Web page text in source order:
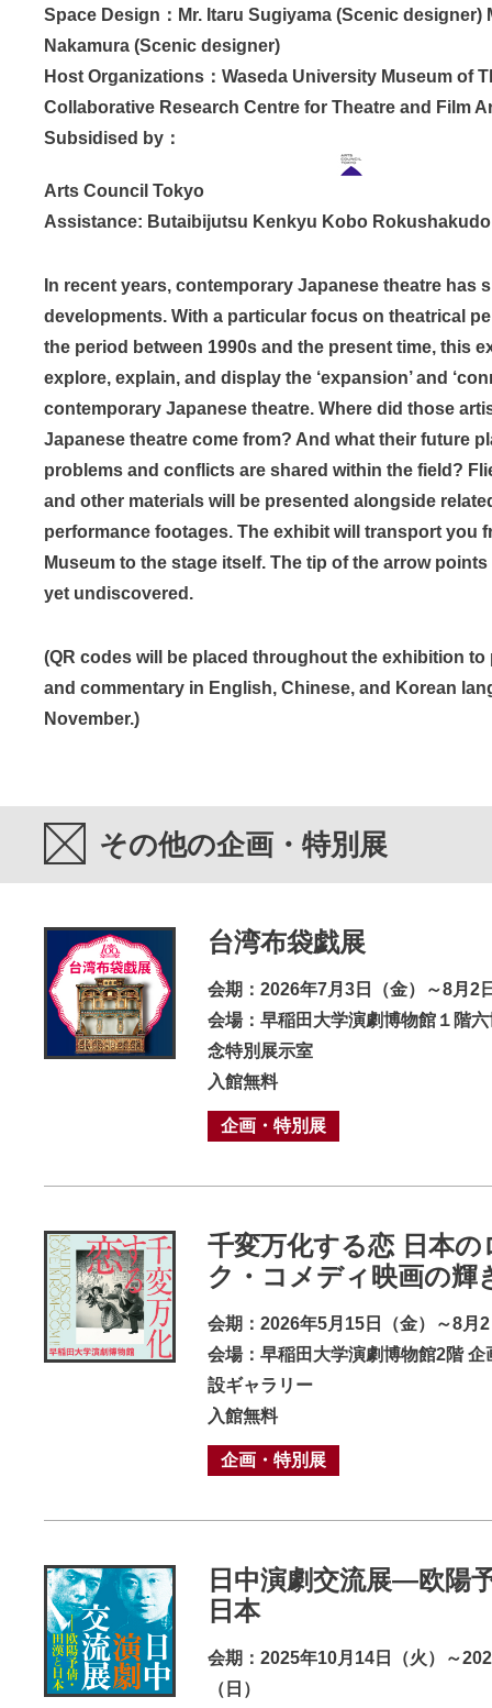
Space Design：Mr. Itaru Sugiyama (Scenic designer)
Nakamura (Scenic designer)
Host Organizations：Waseda University Museum of
Collaborative Research Centre for Theatre and Film
Subsidised by：
Arts Council Tokyo
Assistance: Butaibijutsu Kenkyu Kobo Rokushakudo
In recent years, contemporary Japanese theatre has
developments. With a particular focus on theatrical
the period between 1990s and the present time, this
explore, explain, and display the ‘expansion’ and
contemporary Japanese theatre. Where did those
Japanese theatre come from? And what their future
problems and conflicts are shared within the field?
and other materials will be presented alongside
performance footages. The exhibit will transport you
Museum to the stage itself. The tip of the arrow
yet undiscovered.
(QR codes will be placed throughout the exhibition
and commentary in English, Chinese, and Korean
November.)
その他の企画・特別展
台湾布袋戯展
会期：2026年7月3日（金）～8月2
会場：早稲田大学演劇博物館１階
念特別展示室
入館無料
企画・特別展
千変万化する恋 日本
ク・コメディ映画の輝
会期：2026年5月15日（金）～8月
会場：早稲田大学演劇博物館2階 企
設ギャラリー
入館無料
企画・特別展
日中演劇交流展―欧陽
日本
会期：2025年10月14日（火）～
（日）